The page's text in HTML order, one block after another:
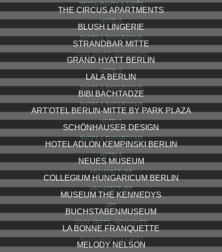
RESTAURANTS & CAFÉS
THE CIRCUS APARTMENTS
HOTELS
BLUSH LINGERIE
SHOPS & SHOWROOMS
STRANDBAR MITTE
COOL SPOTS, HIGHLIGHTS
GRAND HYATT BERLIN
HOTELS
LALA BERLIN
SHOPS & SHOWROOMS
BIBI BACHTADZE
SHOPS & SHOWROOMS
ART'OTEL BERLIN-MITTE BY PARK PLAZA
HOTELS
SCHÖNHAUSER DESIGN
SHOPS & SHOWROOMS
HOTEL ADLON KEMPINSKI BERLIN
HOTELS
NEUES MUSEUM
ARCHITECTURE
COLLEGIUM HUNGARICUM BERLIN
ARCHITECTURE
MUSEUM THE KENNEDYS
ART
BUCHSTABENMUSEUM
COOL SPOTS, HIGHLIGHTS
LA BONNE FRANQUETTE
RESTAURANTS & CAFÉS
MELODY NELSON